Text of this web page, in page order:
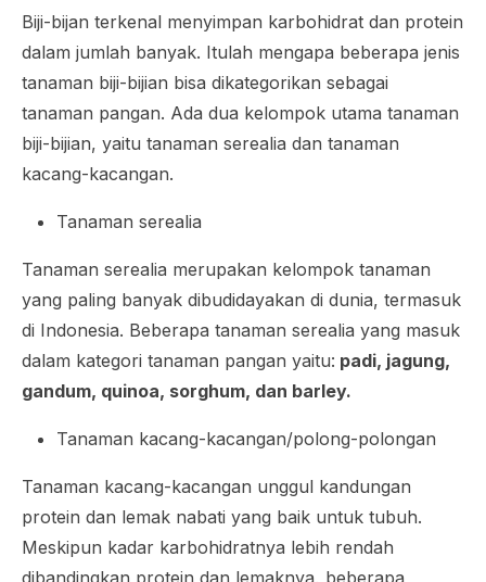
Biji-bijan terkenal menyimpan karbohidrat dan protein
dalam jumlah banyak. Itulah mengapa beberapa jenis
tanaman biji-bijian bisa dikategorikan sebagai
tanaman pangan. Ada dua kelompok utama tanaman
biji-bijian, yaitu tanaman serealia dan tanaman
kacang-kacangan.
Tanaman serealia
Tanaman serealia merupakan kelompok tanaman
yang paling banyak dibudidayakan di dunia, termasuk
di Indonesia. Beberapa tanaman serealia yang masuk
dalam kategori tanaman pangan yaitu: padi, jagung,
gandum, quinoa, sorghum, dan barley.
Tanaman kacang-kacangan/polong-polongan
Tanaman kacang-kacangan unggul kandungan
protein dan lemak nabati yang baik untuk tubuh.
Meskipun kadar karbohidratnya lebih rendah